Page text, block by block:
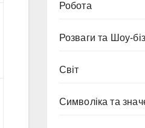
Робота
Розваги та Шоу-біз
Світ
Символіка та